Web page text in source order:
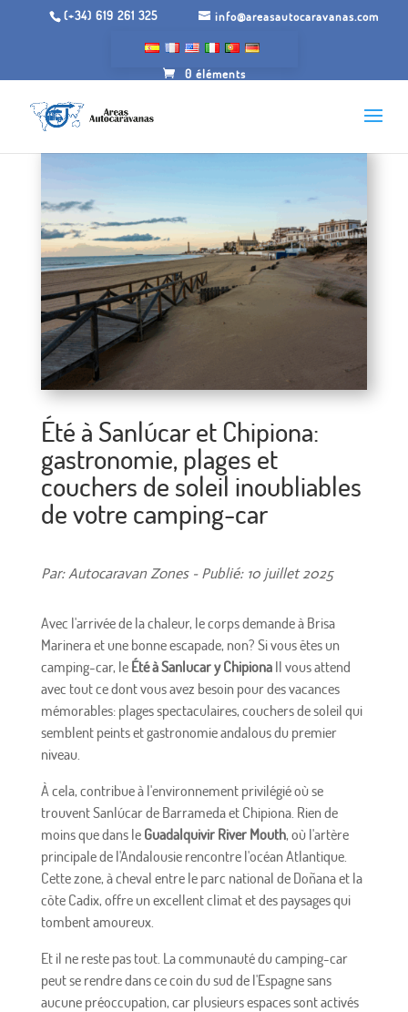
(+34) 619 261 325 info@areasautocaravanas.com
0 éléments
Été à Sanlúcar et Chipiona:
gastronomie, plages et
couchers de soleil inoubliables
de votre camping-car
Par: Autocaravan Zones - Publié: 10 juillet 2025
Avec l'arrivée de la chaleur, le corps demande à Brisa
Marinera et une bonne escapade, non? Si vous êtes un
camping-car, le Été à Sanlucar y ChipionaIl vous attend
avec tout ce dont vous avez besoin pour des vacances
mémorables: plages spectaculaires, couchers de soleil qui
semblent peints et gastronomie andalous du premier
niveau.
À cela, contribue à l'environnement privilégié où se
trouvent Sanlúcar de Barrameda et Chipiona. Rien de
moins que dans le Guadalquivir River Mouth, où l'artère
principale de l'Andalousie rencontre l'océan Atlantique.
Cette zone, à cheval entre le parc national de Doñana et la
côte Cadix, offre un excellent climat et des paysages qui
tombent amoureux.
Et il ne reste pas tout. La communauté du camping-car
peut se rendre dans ce coin du sud de l'Espagne sans
aucune préoccupation, car plusieurs espaces sont activés